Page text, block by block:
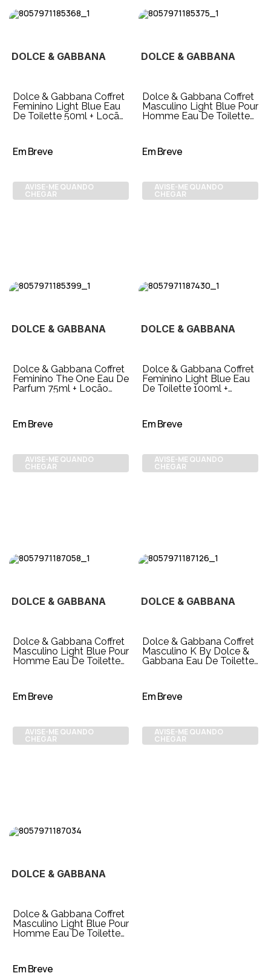
DOLCE & GABBANA
Dolce & Gabbana Coffret
Feminino Light Blue Eau
De Toilette 50ml + Loção
Em Breve
AVISE-ME QUANDO
CHEGAR
DOLCE & GABBANA
Dolce & Gabbana Coffret
Masculino Light Blue Pour
Homme Eau De Toilette
Em Breve
AVISE-ME QUANDO
CHEGAR
DOLCE & GABBANA
Dolce & Gabbana Coffret
Feminino The One Eau De
Parfum 75ml + Loção
Em Breve
AVISE-ME QUANDO
CHEGAR
DOLCE & GABBANA
Dolce & Gabbana Coffret
Feminino Light Blue Eau
De Toilette 100ml +
Em Breve
AVISE-ME QUANDO
CHEGAR
DOLCE & GABBANA
Dolce & Gabbana Coffret
Masculino Light Blue Pour
Homme Eau De Toilette
Em Breve
AVISE-ME QUANDO
CHEGAR
DOLCE & GABBANA
Dolce & Gabbana Coffret
Masculino K By Dolce &
Gabbana Eau De Toilette
Em Breve
AVISE-ME QUANDO
CHEGAR
DOLCE & GABBANA
Dolce & Gabbana Coffret
Masculino Light Blue Pour
Homme Eau De Toilette
Em Breve